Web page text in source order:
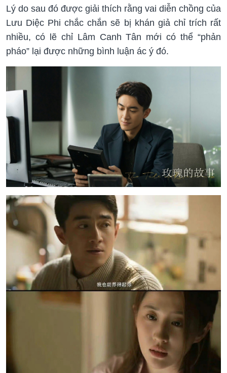
Lý do sau đó được giải thích rằng vai diễn chồng của
Lưu Diệc Phi chắc chắn sẽ bị khán giả chỉ trích rất
nhiều, có lẽ chỉ Lâm Canh Tân mới có thể “phản
pháo” lại được những bình luận ác ý đó.